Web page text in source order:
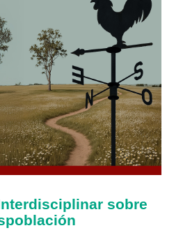
sobre